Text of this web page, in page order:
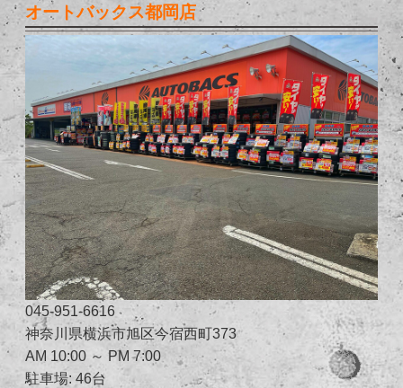
オートバックス都岡店
045-951-6616
神奈川県横浜市旭区今宿西町373
AM 10:00 ～ PM 7:00
駐車場: 46台